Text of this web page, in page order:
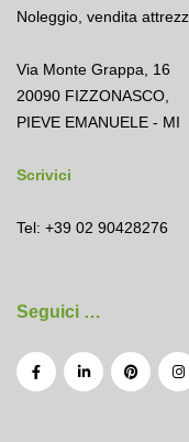
Noleggio vendita
Via Monte Grappa, 16
20090 FIZZONASCO,
PIEVE EMANUELE - MI
Scrivici
Tel: +39 02 90428276
Seguici …